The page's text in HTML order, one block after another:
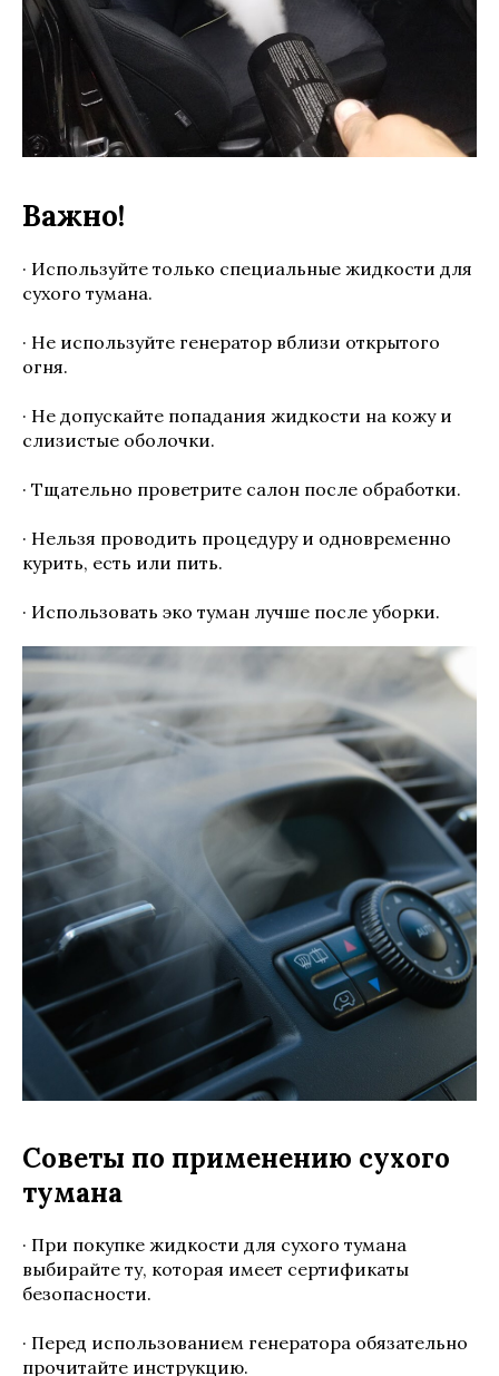
Важно!
· Используйте только специальные жидкости для
сухого тумана.
· Не используйте генератор вблизи открытого
огня.
· Не допускайте попадания жидкости на кожу и
слизистые оболочки.
· Тщательно проветрите салон после обработки.
· Нельзя проводить процедуру и одновременно
курить, есть или пить.
· Использовать эко туман лучше после уборки.
Советы по применению сухого
тумана
· При покупке жидкости для сухого тумана
выбирайте ту, которая имеет сертификаты
безопасности.
· Перед использованием генератора обязательно
прочитайте инструкцию.